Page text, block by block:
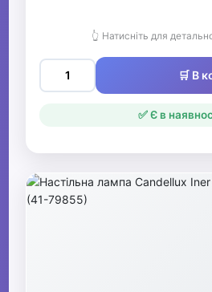
👆 Натисніть для
🛒 В
✅ Є в